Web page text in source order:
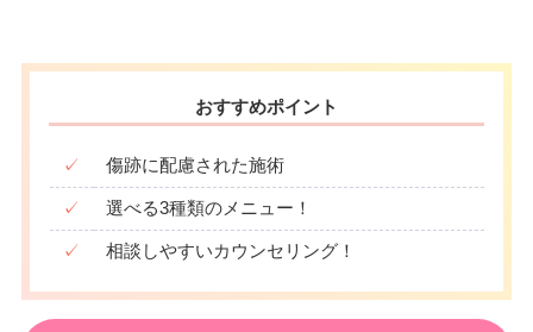
おすすめポイント
✓ 傷跡に配慮された施術
✓ 選べる3種類のメニュー！
✓ 相談しやすいカウンセリング！